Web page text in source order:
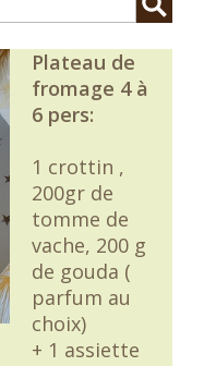
Plateau de
fromage 4 à
6 pers:
1 crottin ,
200gr de
tomme de
vache, 200 g
de gouda (
parfum au
choix)
+ 1 assiette